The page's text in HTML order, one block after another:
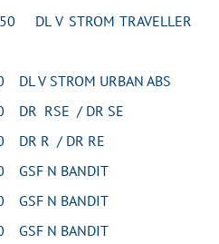
V STROM TRAVELLER
V STROM URBAN ABS
DR RSE / DR SE
DR R / DR RE
N BANDIT
N BANDIT
N BANDIT